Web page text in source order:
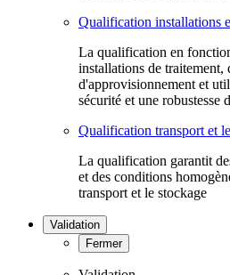
Qualification installations
La qualification en
installations de traitement,
d'approvisionnement et
sécurité et une robustesse
Qualification transport et
La qualification garantit
et des conditions
transport et le stockage
Validation
Fermer